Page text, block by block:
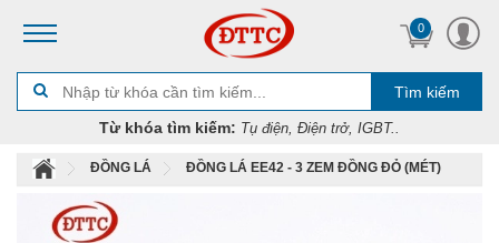
0
Tìm kiếm
Từ khóa tìm kiếm: Tụ điện, Điện trở, IGBT..
ĐỒNG LÁ ĐỒNG LÁ EE42 - 3 ZEM ĐỒNG ĐỎ (MÉT)